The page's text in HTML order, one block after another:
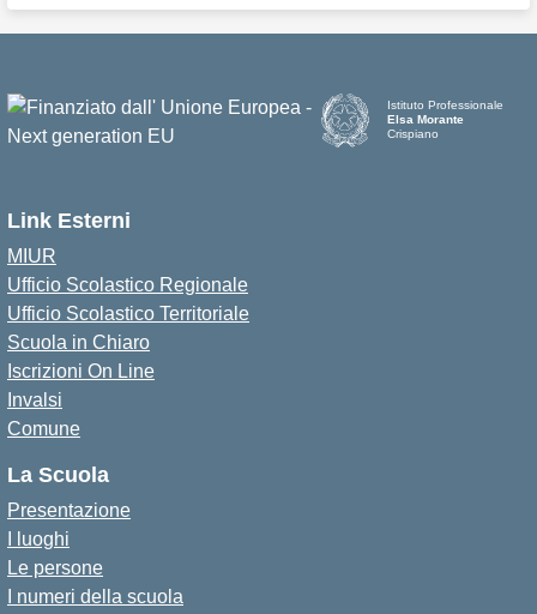
Istituto Professionale
Elsa Morante
Crispiano
Link Esterni
MIUR
Ufficio Scolastico Regionale
Ufficio Scolastico Territoriale
Scuola in Chiaro
Iscrizioni On Line
Invalsi
Comune
La Scuola
Presentazione
I luoghi
Le persone
I numeri della scuola